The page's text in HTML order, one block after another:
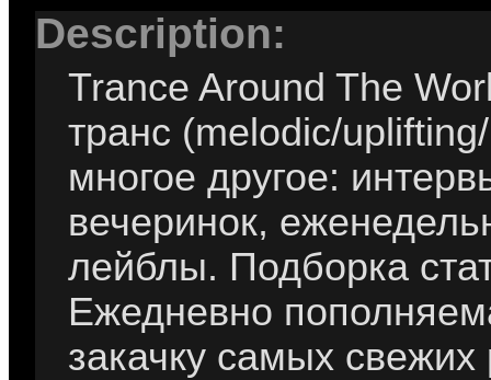
Description:
Trance Around The
транс (melodic/
многое другое:
вечеринок,
лейблы. Подборка
Ежедневно
закачку самых